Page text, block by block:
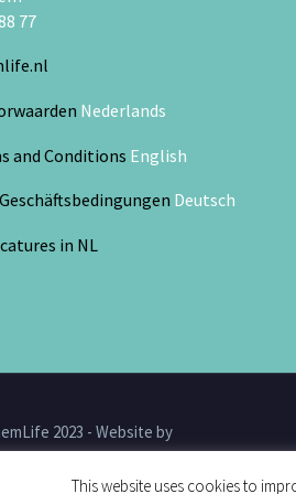
77
Nederlands
and Conditions English
Deutsch
in NL
2023 - Website by
This website uses cookies to